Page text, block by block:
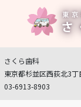
さくら歯科
東京都杉並区西荻北3丁
03-6913-8903